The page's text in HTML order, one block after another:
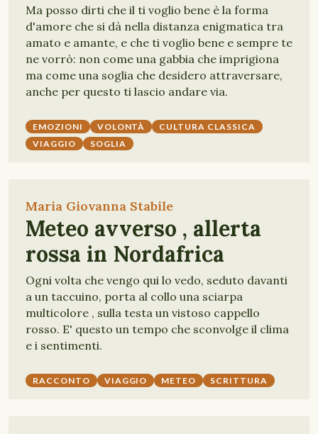
Ma posso dirti che il ti voglio bene è la forma
d'amore che si dà nella distanza enigmatica tra
amato e amante, e che ti voglio bene e sempre te
ne vorrò: non come una gabbia che imprigiona
ma come una soglia che desidero attraversare,
anche per questo ti lascio andare via.
EMOZIONI VOLONTÀ
CULTURA CLASSICA
VIAGGIO
SOGLIA
Maria Giovanna Stabile
Meteo avverso , allerta
rossa in Nordafrica
Ogni volta che vengo qui lo vedo, seduto davanti
a un taccuino, porta al collo una sciarpa
multicolore , sulla testa un vistoso cappello
rosso. E' questo un tempo che sconvolge il clima
e i sentimenti.
RACCONTO VIAGGIO METEO SCRITTURA